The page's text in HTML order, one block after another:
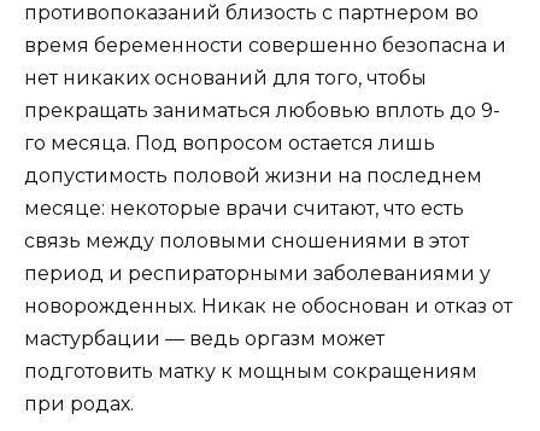
противопоказаний близость с партнером во
время беременности совершенно безопасна и
нет никаких оснований для того, чтобы
прекращать заниматься любовью вплоть до 9-
го месяца. Под вопросом остается лишь
допустимость половой жизни на последнем
месяце: некоторые врачи считают, что есть
связь между половыми сношениями в этот
период и респираторными заболеваниями у
новорожденных. Никак не обоснован и отказ от
мастурбации — ведь оргазм может
подготовить матку к мощным сокращениям
при родах.